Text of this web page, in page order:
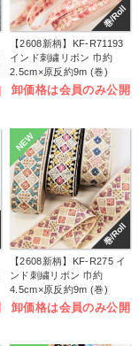
巻/Roll
【2608新柄】KF-R71193
インド刺繍リボン 巾約
2.5cm×原反約9m (巻)
卸価格は会員のみ公開
巻/Roll
NEW
【2608新柄】KF-R275 イ
ンド刺繍リボン 巾約
4.5cm×原反約9m (巻)
卸価格は会員のみ公開